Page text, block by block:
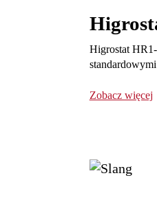
Higrostat
Zobacz więcej